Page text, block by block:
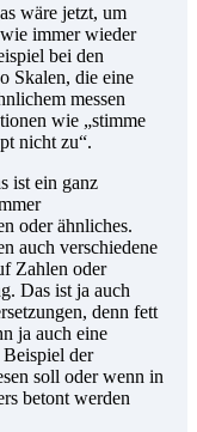
wäre jetzt, um
immer wieder
bei den
Skalen, die eine
messen
wie „stimme
nicht zu“.
ist ein ganz
oder ähnliches.
auch verschiedene
Zahlen oder
Das ist ja auch
denn fett
ja auch eine
der
soll oder wenn in
betont werden